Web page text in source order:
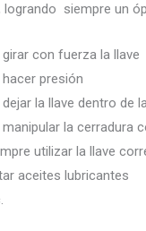
logrando siempre un
con fuerza la llave
presión
la llave dentro de
la cerradura
utilizar la llave
aceites lubricantes